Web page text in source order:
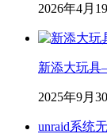
2026年4月
新添大玩具
2025年9月
unraid系统